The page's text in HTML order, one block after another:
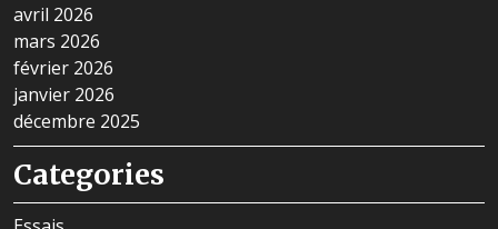
avril 2026
mars 2026
février 2026
janvier 2026
décembre 2025
Categories